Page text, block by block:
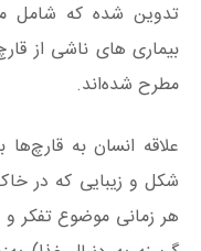
تدوین‌ شده که شامل
بیماری‌ های ناشی از
مطرح‌ شده‌اند.
علاقه انسان به
شکل و زیبایی که در
هر زمانی موضوع تفکر